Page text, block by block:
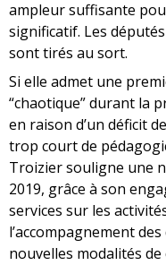
ampleur suffisante
significatif. Les
sont tirés au sort.
Si elle admet une
“chaotique” durant la
en raison d’un déficit
trop court de
Troizier souligne une
2019, grâce à son
services sur les
l’accompagnement
nouvelles modalités